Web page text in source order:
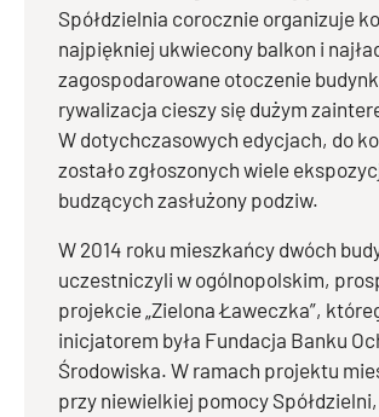
Spółdzielnia corocznie organizuje
najpiękniej ukwiecony balkon i
zagospodarowane otoczenie
rywalizacja cieszy się dużym
W dotychczasowych edycjach, do
zostało zgłoszonych wiele
budzących zasłużony podziw.
W 2014 roku mieszkańcy dwóch
uczestniczyli w ogólnopolskim,
projekcie „Zielona Ławeczka”,
inicjatorem była Fundacja Banku
Środowiska. W ramach projektu
przy niewielkiej pomocy Spółdzielni,